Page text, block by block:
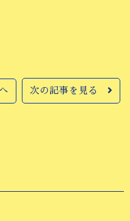
次の記事を見る